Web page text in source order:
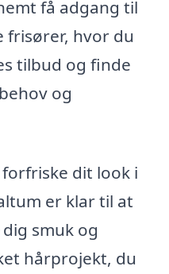
få adgang til
frisører, hvor du
tilbud og finde
og
dit look i
er klar til at
smuk og
hårprojekt, du